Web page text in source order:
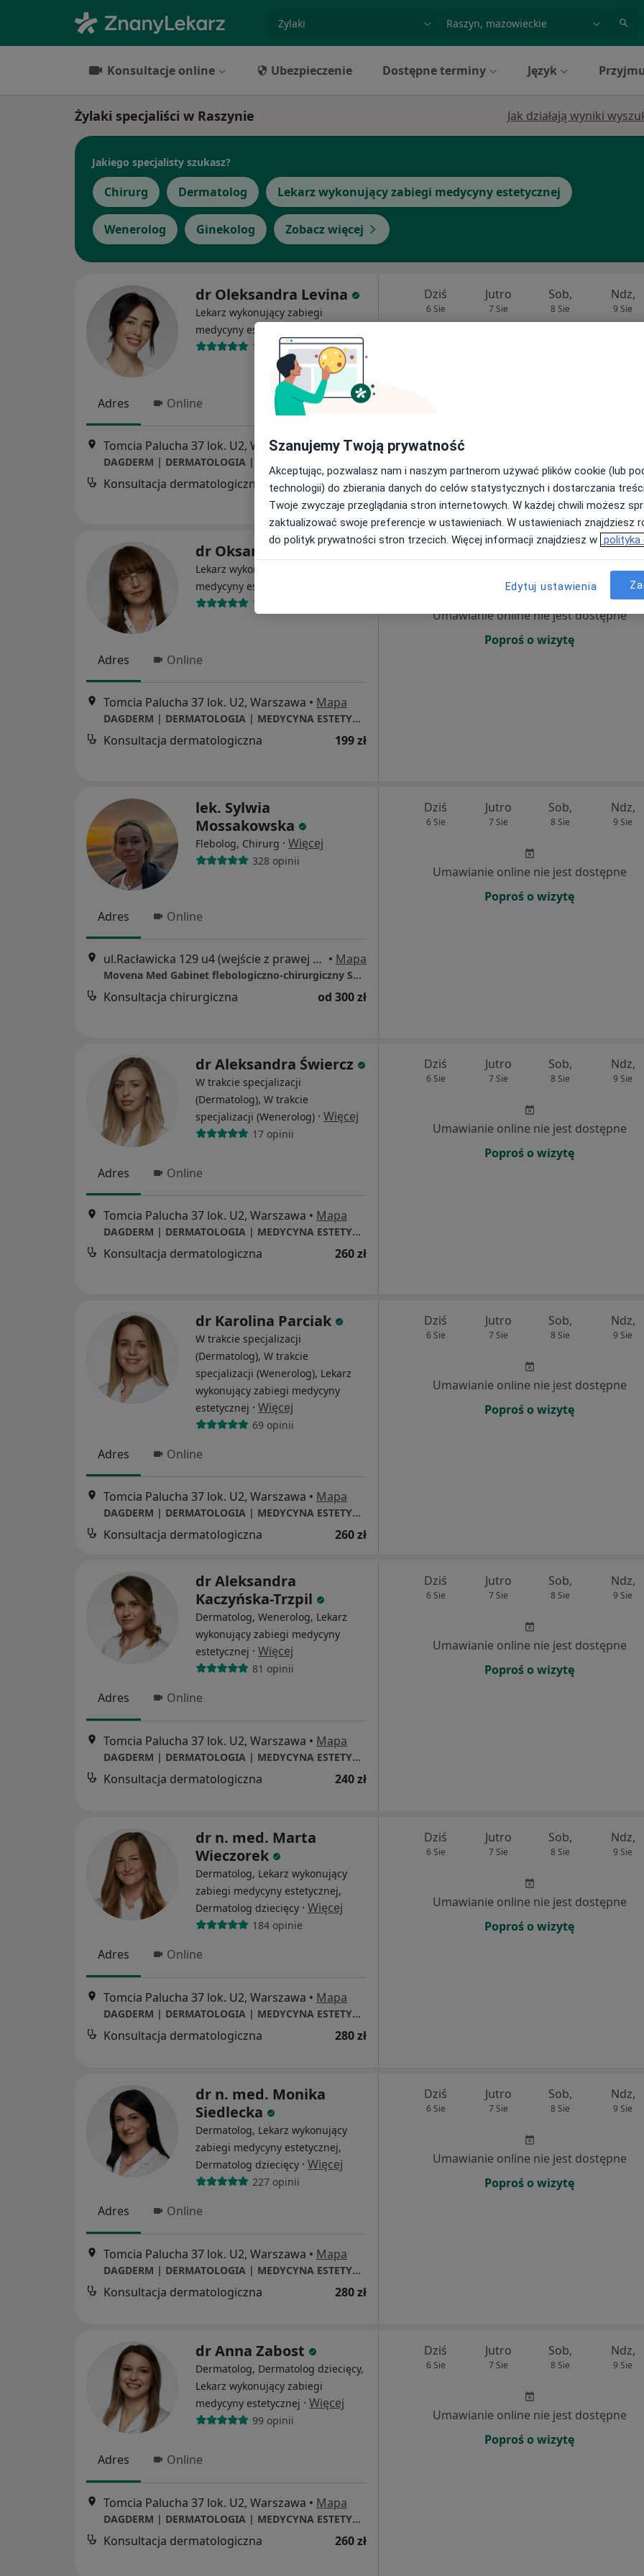
specjalizacja, badanie lub nazwisko
Konsultacje online Ubezpieczenie Dostępne terminy Język
Żylaki specjaliści w Raszynie Jak działają wyniki
Jakiego specjalisty szukasz?
Chirurg Dermatolog Lekarz wykonujący zabiegi medycyny estetycznej
Wenerolog Ginekolog Zobacz więcej
dr Oleksandra Levina
Lekarz wykonujący zabiegi
medycyny estetycznej
14 opinii
Adres Online
Tomcia Palucha 37 lok. U2, Warszawa • Mapa
Konsultacja dermatologiczna 199 zł
Dziś
6 Sie
Jutro
7 Sie
Sob,
8 Sie
Ndz,
9 Sie
dr Oksana Yosypchuk
Lekarz wykonujący zabiegi
medycyny estetycznej
180 opinii
Adres Online
Tomcia Palucha 37 lok. U2, Warszawa • Mapa
DAGDERM | DERMATOLOGIA | MEDYCYNA ESTETYCZNA
Konsultacja dermatologiczna 199 zł
Sob, Ndz,
Umawianie online nie jest dostępne
Poproś o wizytę
lek. Sylwia
Mossakowska
Flebolog, Chirurg · Więcej
328 opinii
Adres Online
ul.Racławicka 129 u4 (wejście z prawej strony bloku, za salonem urody), Warszawa • Mapa
Movena Med Gabinet flebologiczno-chirurgiczny Sylwia Mossakowska
Konsultacja chirurgiczna od 300 zł
Dziś
6 Sie
Jutro
7 Sie
Sob,
8 Sie
Ndz,
9 Sie
Umawianie online nie jest dostępne
Poproś o wizytę
dr Aleksandra Świercz
W trakcie specjalizacji
(Dermatolog), W trakcie
specjalizacji (Wenerolog) · Więcej
17 opinii
Adres Online
Tomcia Palucha 37 lok. U2, Warszawa • Mapa
DAGDERM | DERMATOLOGIA | MEDYCYNA ESTETYCZNA
Konsultacja dermatologiczna 260 zł
Dziś
6 Sie
Jutro
7 Sie
Sob,
8 Sie
Ndz,
9 Sie
Umawianie online nie jest dostępne
Poproś o wizytę
dr Karolina Parciak
W trakcie specjalizacji
(Dermatolog), W trakcie
specjalizacji (Wenerolog), Lekarz
wykonujący zabiegi medycyny
estetycznej · Więcej
69 opinii
Adres Online
Tomcia Palucha 37 lok. U2, Warszawa • Mapa
DAGDERM | DERMATOLOGIA | MEDYCYNA ESTETYCZNA
Konsultacja dermatologiczna 260 zł
Dziś
6 Sie
Jutro
7 Sie
Sob,
8 Sie
Ndz,
9 Sie
Umawianie online nie jest dostępne
Poproś o wizytę
dr Aleksandra
Kaczyńska-Trzpil
Dermatolog, Wenerolog, Lekarz
wykonujący zabiegi medycyny
estetycznej · Więcej
81 opinii
Adres Online
Tomcia Palucha 37 lok. U2, Warszawa • Mapa
DAGDERM | DERMATOLOGIA | MEDYCYNA ESTETYCZNA
Konsultacja dermatologiczna 240 zł
Dziś
6 Sie
Jutro
7 Sie
Sob,
8 Sie
Ndz,
9 Sie
Umawianie online nie jest dostępne
Poproś o wizytę
dr n. med. Marta
Wieczorek
Dermatolog, Lekarz wykonujący
zabiegi medycyny estetycznej,
Dermatolog dziecięcy · Więcej
184 opinie
Adres Online
Tomcia Palucha 37 lok. U2, Warszawa • Mapa
DAGDERM | DERMATOLOGIA | MEDYCYNA ESTETYCZNA
Konsultacja dermatologiczna 280 zł
Dziś
6 Sie
Jutro
7 Sie
Sob,
8 Sie
Ndz,
9 Sie
Umawianie online nie jest dostępne
Poproś o wizytę
dr n. med. Monika
Siedlecka
Dermatolog, Lekarz wykonujący
zabiegi medycyny estetycznej,
Dermatolog dziecięcy · Więcej
227 opinii
Adres Online
Tomcia Palucha 37 lok. U2, Warszawa • Mapa
DAGDERM | DERMATOLOGIA | MEDYCYNA ESTETYCZNA
Konsultacja dermatologiczna 280 zł
Dziś
6 Sie
Jutro
7 Sie
Sob,
8 Sie
Ndz,
9 Sie
Umawianie online nie jest dostępne
Poproś o wizytę
dr Anna Zabost
Dermatolog, Dermatolog dziecięcy,
Lekarz wykonujący zabiegi
medycyny estetycznej · Więcej
99 opinii
Adres Online
Tomcia Palucha 37 lok. U2, Warszawa • Mapa
DAGDERM | DERMATOLOGIA | MEDYCYNA ESTETYCZNA
Konsultacja dermatologiczna 260 zł
Dziś
6 Sie
Jutro
7 Sie
Sob,
8 Sie
Ndz,
9 Sie
Umawianie online nie jest dostępne
Poproś o wizytę
Szanujemy Twoją prywatność
Akceptując, pozwalasz nam i naszym partnerom używać plików cookie (lub
technologii) do zbierania danych do celów statystycznych i dostarczania
Twoje zwyczaje przeglądania stron internetowych. W każdej chwili możesz
zaktualizować swoje preferencje w ustawieniach. W ustawieniach znajdziesz
do polityk prywatności stron trzecich. Więcej informacji znajdziesz w polityka
Edytuj ustawienia